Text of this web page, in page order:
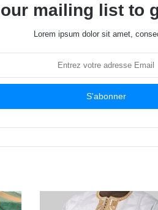
mailing list to
Lorem ipsum dolor sit amet,